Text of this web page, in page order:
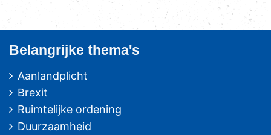
Belangrijke thema's
Aanlandplicht
Brexit
Ruimtelijke ordening
Duurzaamheid